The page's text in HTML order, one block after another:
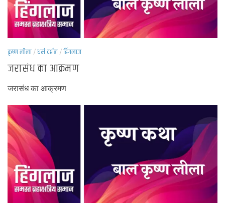
कृष्ण लीला/धर्म दर्शन/हिंगलाज
जरासंध का आक्रमण
जरासंध का आक्रमण